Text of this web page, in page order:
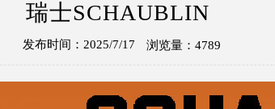
瑞士SCHAUBLIN
发布时间：2025/7/17 浏览量：4789